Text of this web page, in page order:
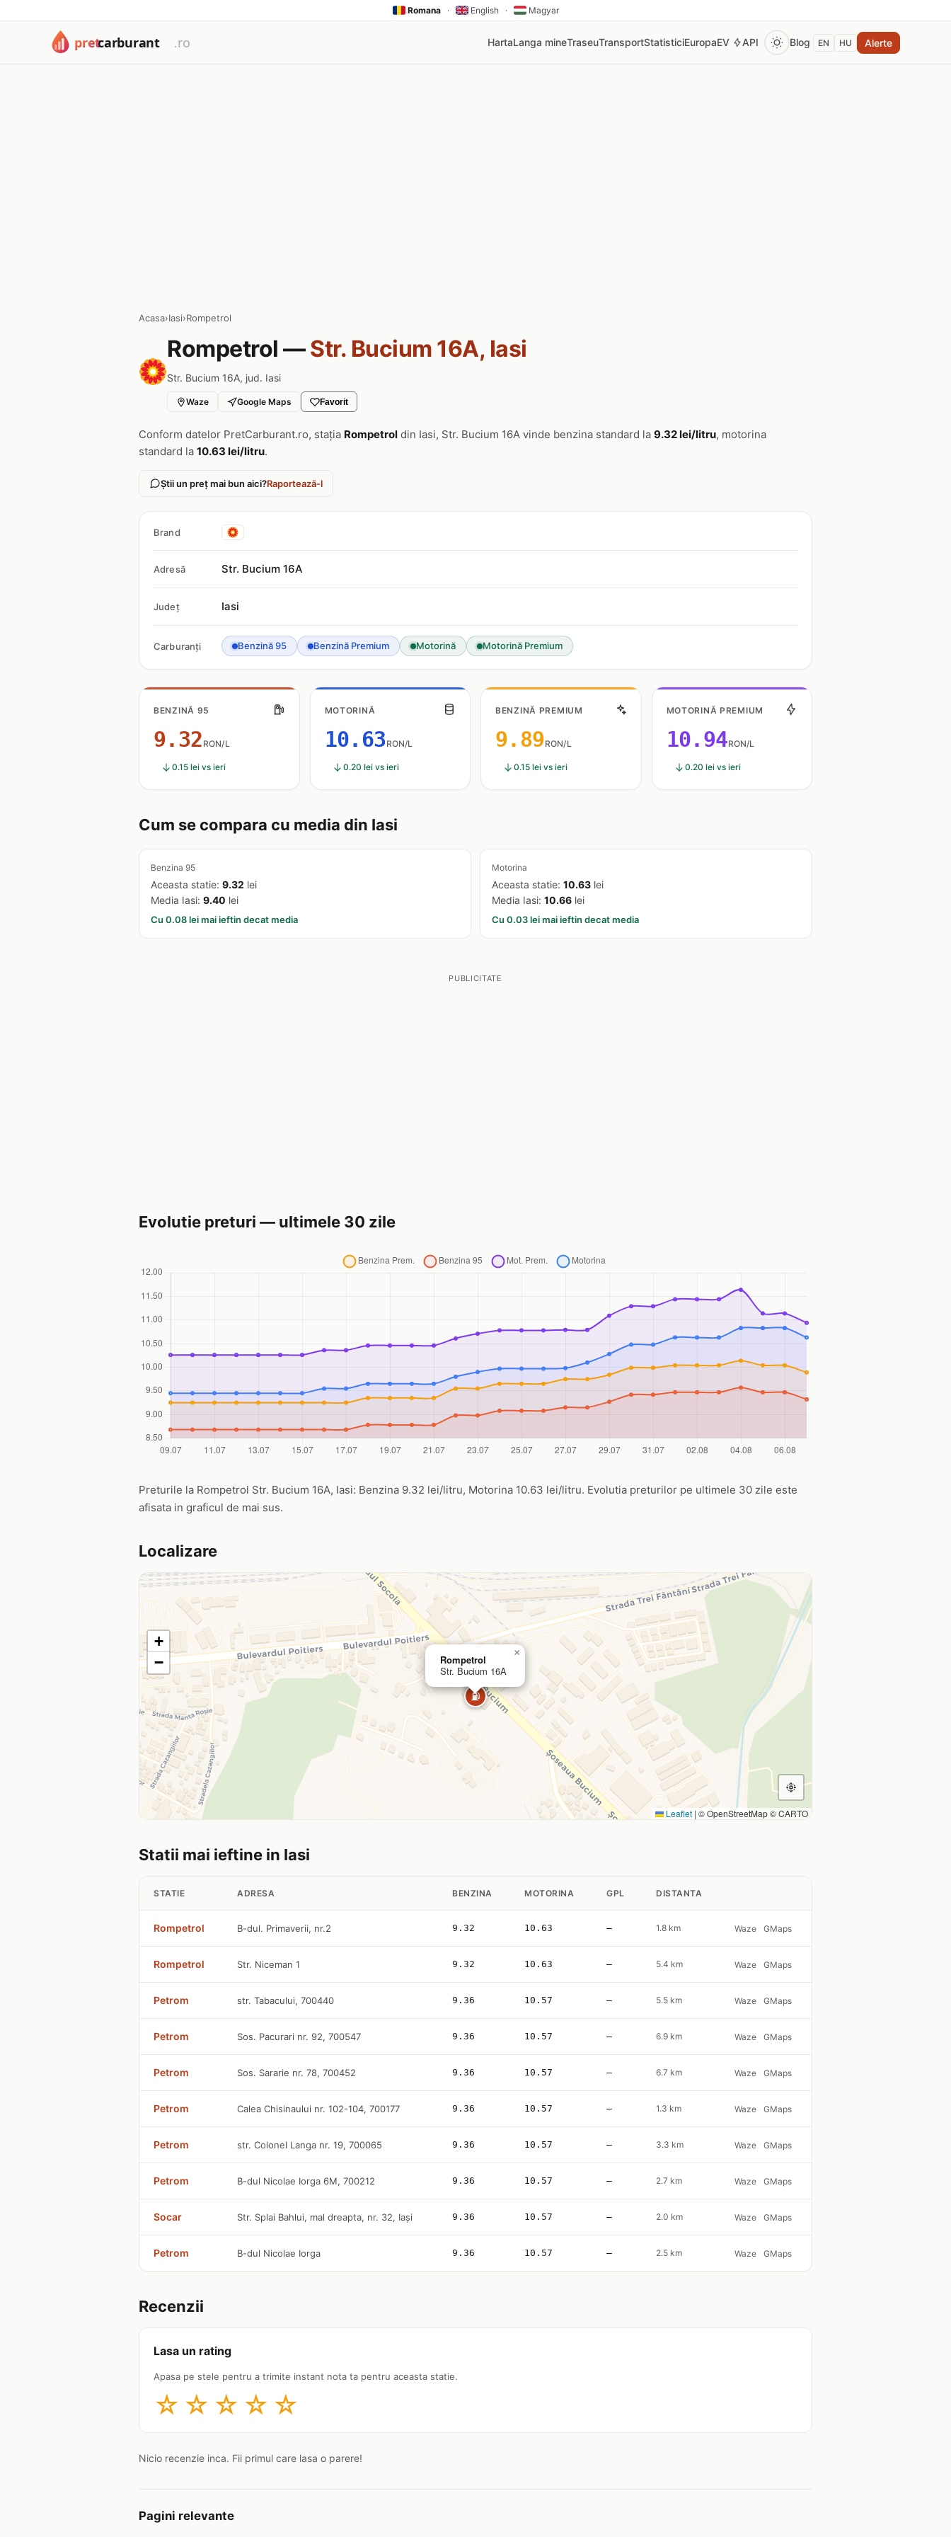
Romana · English · Magyar
HartaLanga mineTraseuTransportStatisticiEuropaEV API Blog EN HU Alerte
Acasa›Iasi›Rompetrol
Rompetrol —Str. Bucium 16A, Iasi
Str. Bucium 16A, jud. Iasi
Waze Google Maps Favorit
Conform datelor PretCarburant.ro, stația Rompetrol din Iasi, Str. Bucium 16A vinde benzina standard la 9.32 lei/litru, motorina
standard la 10.63 lei/litru.
Știi un preț mai bun aici?Raportează-l
Brand
Adresă Str. Bucium 16A
Județ Iasi
Carburanți Benzină 95 Benzină Premium Motorină Motorină Premium
BENZINĂ 95
9.32 RON/L
0.15 lei vs ieri
MOTORINĂ
10.63 RON/L
0.20 lei vs ieri
BENZINĂ PREMIUM
9.89RON/L
0.15 lei vs ieri
MOTORINĂ PREMIUM
10.94RON/L
0.20 lei vs ieri
Cum se compara cu media din Iasi
Benzina 95
Aceasta statie: 9.32 lei
Media Iasi: 9.40 lei
Cu 0.08 lei mai ieftin decat media
Motorina
Aceasta statie: 10.63 lei
Media Iasi: 10.66 lei
Cu 0.03 lei mai ieftin decat media
PUBLICITATE
Evolutie preturi — ultimele 30 zile
Preturile la Rompetrol Str. Bucium 16A, Iasi: Benzina 9.32 lei/litru, Motorina 10.63 lei/litru. Evolutia preturilor pe ultimele 30 zile este
afisata in graficul de mai sus.
Localizare
⛽
Rompetrol
Str. Bucium 16A
×
+
−
Leaflet | © OpenStreetMap © CARTO
Statii mai ieftine in Iasi
STATIE ADRESA BENZINA MOTORINA GPL DISTANTA
Rompetrol B-dul. Primaverii, nr.2 9.32 10.63 — 1.8 km Waze GMaps
Rompetrol Str. Niceman 1 9.32 10.63 — 5.4 km Waze GMaps
Petrom str. Tabacului, 700440 9.36 10.57 — 5.5 km Waze GMaps
Petrom Sos. Pacurari nr. 92, 700547 9.36 10.57 — 6.9 km Waze GMaps
Petrom Sos. Sararie nr. 78, 700452 9.36 10.57 — 6.7 km Waze GMaps
Petrom Calea Chisinaului nr. 102-104, 700177 9.36 10.57 — 1.3 km Waze GMaps
Petrom str. Colonel Langa nr. 19, 700065 9.36 10.57 — 3.3 km Waze GMaps
Petrom B-dul Nicolae Iorga 6M, 700212 9.36 10.57 — 2.7 km Waze GMaps
Socar Str. Splai Bahlui, mal dreapta, nr. 32, Iaşi 9.36 10.57 — 2.0 km Waze GMaps
Petrom B-dul Nicolae Iorga 9.36 10.57 — 2.5 km Waze GMaps
Recenzii
Lasa un rating
Apasa pe stele pentru a trimite instant nota ta pentru aceasta statie.
☆ ☆ ☆ ☆ ☆
Nicio recenzie inca. Fii primul care lasa o parere!
Pagini relevante